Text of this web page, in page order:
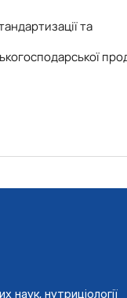
та
наук, нутриціології